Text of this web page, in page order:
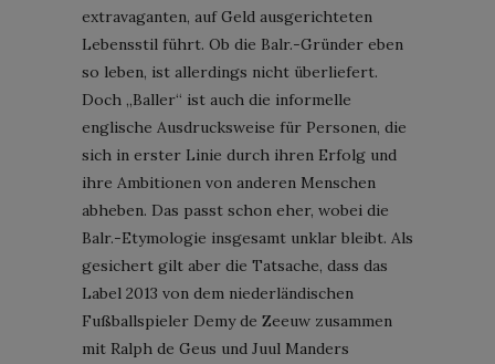
extravaganten, auf Geld ausgerichteten
Lebensstil führt. Ob die Balr.-Gründer eben
so leben, ist allerdings nicht überliefert.
Doch „Baller“ ist auch die informelle
englische Ausdrucksweise für Personen, die
sich in erster Linie durch ihren Erfolg und
ihre Ambitionen von anderen Menschen
abheben. Das passt schon eher, wobei die
Balr.-Etymologie insgesamt unklar bleibt. Als
gesichert gilt aber die Tatsache, dass das
Label 2013 von dem niederländischen
Fußballspieler Demy de Zeeuw zusammen
mit Ralph de Geus und Juul Manders